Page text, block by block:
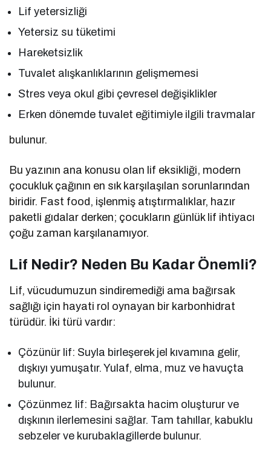
Lif yetersizliği
Yetersiz su tüketimi
Hareketsizlik
Tuvalet alışkanlıklarının gelişmemesi
Stres veya okul gibi çevresel değişiklikler
Erken dönemde tuvalet eğitimiyle ilgili travmalar
bulunur.
Bu yazının ana konusu olan lif eksikliği, modern
çocukluk çağının en sık karşılaşılan sorunlarından
biridir. Fast food, işlenmiş atıştırmalıklar, hazır
paketli gıdalar derken; çocukların günlük lif ihtiyacı
çoğu zaman karşılanamıyor.
Lif Nedir? Neden Bu Kadar Önemli?
Lif, vücudumuzun sindiremediği ama bağırsak
sağlığı için hayati rol oynayan bir karbonhidrat
türüdür. İki türü vardır:
Çözünür lif: Suyla birleşerek jel kıvamına gelir,
dışkıyı yumuşatır. Yulaf, elma, muz ve havuçta
bulunur.
Çözünmez lif: Bağırsakta hacim oluşturur ve
dışkının ilerlemesini sağlar. Tam tahıllar, kabuklu
sebzeler ve kurubaklagillerde bulunur.